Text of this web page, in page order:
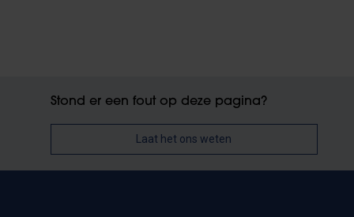
Stond er een fout op deze pagina?
Laat het ons weten